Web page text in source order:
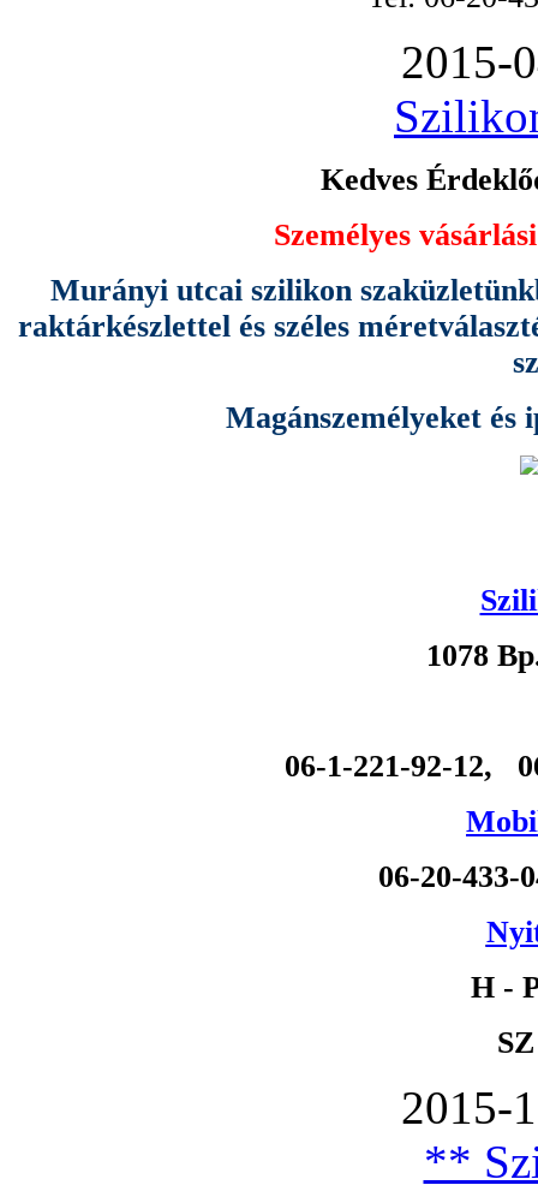
2015-
Kedves
Személyes
Murányi utcai szilikon
raktárkészlettel és széles
Magánszemélyeket és
1078
06-1-221-92-12,
06-20-
H -
2015-
**